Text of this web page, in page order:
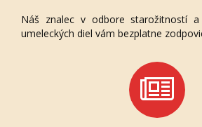
Náš znalec v odbore starožitností a
umeleckých diel vám bezplatne